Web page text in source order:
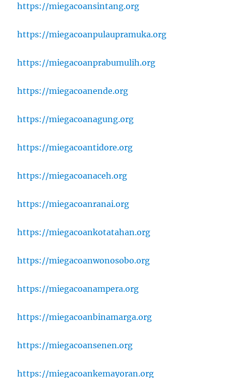
https://miegacoansintang.org
https://miegacoanpulaupramuka.org
https://miegacoanprabumulih.org
https://miegacoanende.org
https://miegacoanagung.org
https://miegacoantidore.org
https://miegacoanaceh.org
https://miegacoanranai.org
https://miegacoankotatahan.org
https://miegacoanwonosobo.org
https://miegacoanampera.org
https://miegacoanbinamarga.org
https://miegacoansenen.org
https://miegacoankemayoran.org